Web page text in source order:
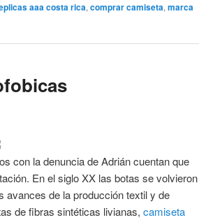
aaa costa rica, comprar camiseta, marca
con la denuncia de Adrián cuentan que
En el siglo XX las botas se volvieron
avances de la producción textil y de
de fibras sintéticas livianas, camiseta